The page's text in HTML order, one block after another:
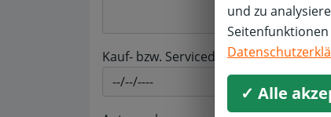
Kauf- bzw. Servicedatum *
und zu
✓ Alle